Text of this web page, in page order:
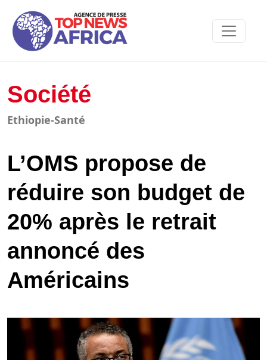
Société
Ethiopie-Santé
L’OMS propose de
réduire son budget de
20% après le retrait
annoncé des
Américains